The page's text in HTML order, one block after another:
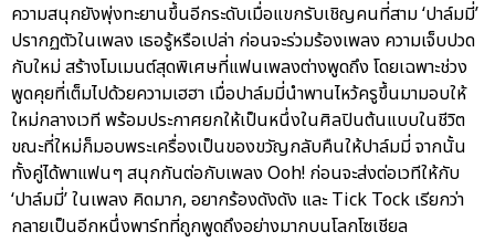
ความสนุกยังพุ่งทะยานขึ้นอีกระดับเมื่อแขกรับเชิญคนที่สาม ‘ปาล์มมี่’
ปรากฏตัวในเพลง เธอรู้หรือเปล่า ก่อนจะร่วมร้องเพลง ความเจ็บปวด
กับใหม่ สร้างโมเมนต์สุดพิเศษที่แฟนเพลงต่างพูดถึง โดยเฉพาะช่วง
พูดคุยที่เต็มไปด้วยความเฮฮา เมื่อปาล์มมี่นำพานไหว้ครูขึ้นมามอบให้
ใหม่กลางเวที พร้อมประกาศยกให้เป็นหนึ่งในศิลปินต้นแบบในชีวิต
ขณะที่ใหม่ก็มอบพระเครื่องเป็นของขวัญกลับคืนให้ปาล์มมี่ จากนั้น
ทั้งคู่ได้พาแฟนๆ สนุกกันต่อกับเพลง Ooh! ก่อนจะส่งต่อเวทีให้กับ
‘ปาล์มมี่’ ในเพลง คิดมาก, อยากร้องดังดัง และ Tick Tock เรียกว่า
กลายเป็นอีกหนึ่งพาร์ทที่ถูกพูดถึงอย่างมากบนโลกโซเชียล